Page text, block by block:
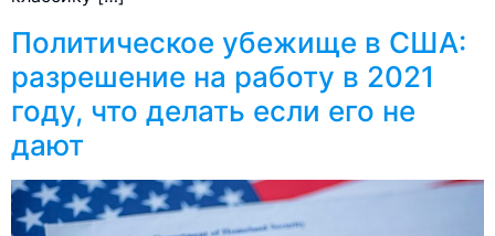
Политическое убежище в США:
разрешение на работу в 2021
году, что делать если его не
дают